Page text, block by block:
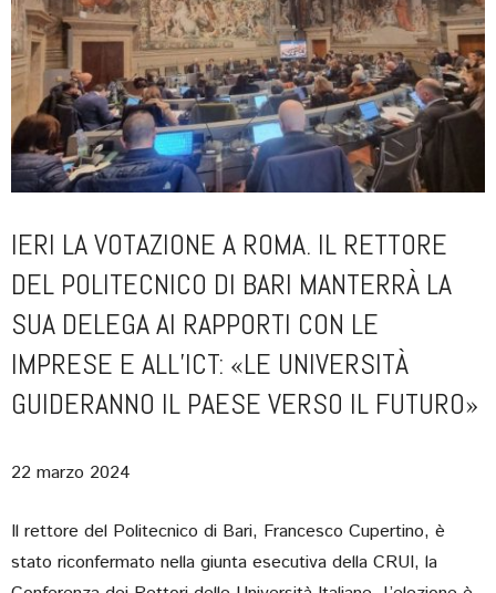
IERI LA VOTAZIONE A ROMA. IL RETTORE
DEL POLITECNICO DI BARI MANTERRÀ LA
SUA DELEGA AI RAPPORTI CON LE
IMPRESE E ALL’ICT: «LE UNIVERSITÀ
GUIDERANNO IL PAESE VERSO IL FUTURO»
22 marzo 2024
Il rettore del Politecnico di Bari, Francesco Cupertino, è
stato riconfermato nella giunta esecutiva della CRUI, la